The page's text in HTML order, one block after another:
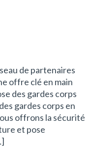
de partenaires
offre clé en main
des gardes corps
gardes corps en
offrons la sécurité
et pose